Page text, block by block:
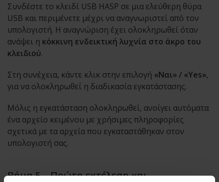
Συνδέστε το κλειδί USB HASP σε μια ελεύθερη θύρα
USB και περιμένετε μέχρι να αναγνωριστεί από τον
υπολογιστή. Η αναγνώριση έχει ολοκληρωθεί όταν
ανάψει η κόκκινη ενδεικτική λυχνία στο άκρο του
κλειδιού.
Στη συνέχεια, κάντε κλικ στην επιλογή «Ναι» / «Yes»,
για να ολοκληρωθεί η διαδικασία εγκατάστασης.
Μόλις η εγκατάσταση ολοκληρωθεί, ανοίγει αυτόματα
ένα αρχείο κειμένου με χρήσιμες πληροφορίες
σχετικά με τα αρχεία που εγκαταστάθηκαν στον
υπολογιστή σας.
Βήμα 5 – Πρώτη εκτέλεση και